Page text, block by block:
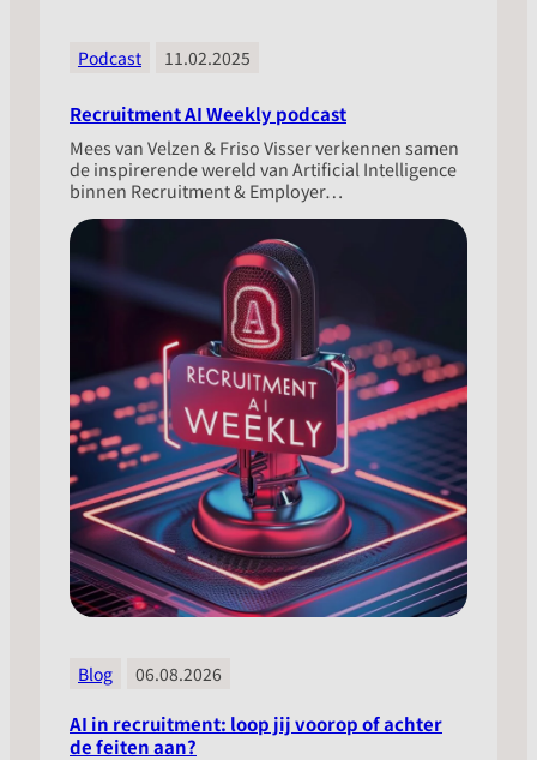
Podcast 11.02.2025
Recruitment AI Weekly podcast
Mees van Velzen & Friso Visser verkennen samen
de inspirerende wereld van Artificial Intelligence
binnen Recruitment & Employer…
Blog 06.08.2026
AI in recruitment: loop jij voorop of achter
de feiten aan?